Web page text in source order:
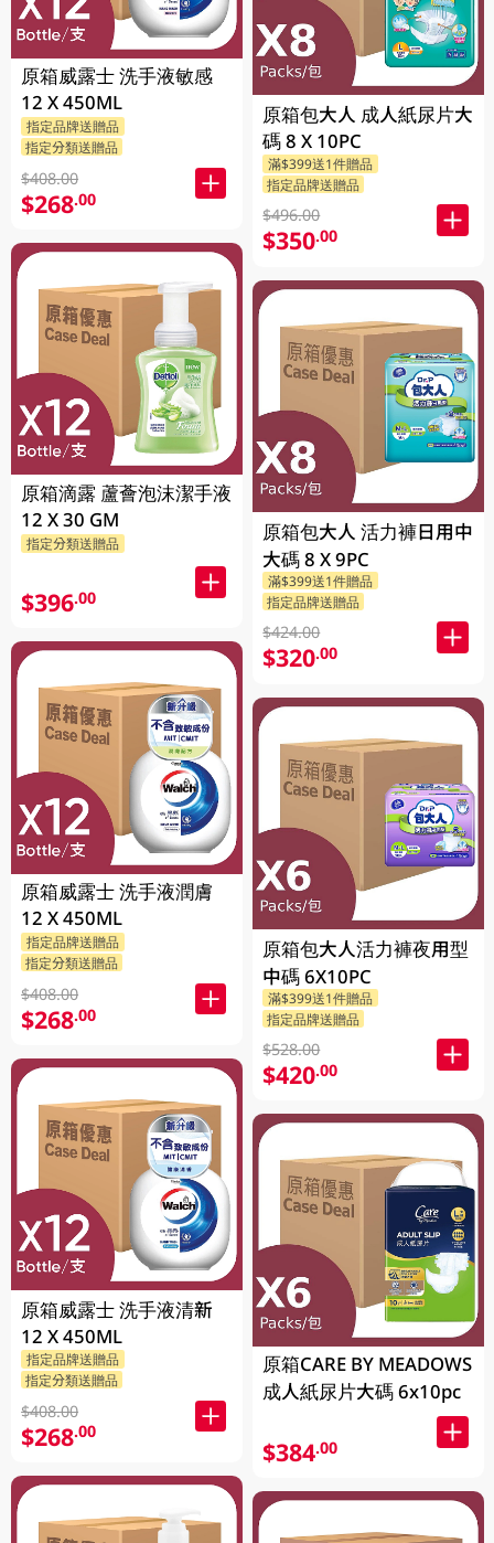
原箱威露士 洗手液敏感
12 X 450ML
指定品牌送贈品
指定分類送贈品
$408.00
$268.00
原箱滴露 蘆薈泡沫潔手液
12 X 30 GM
指定分類送贈品
$396.00
原箱威露士 洗手液潤膚
12 X 450ML
指定品牌送贈品
指定分類送贈品
$408.00
$268.00
原箱威露士 洗手液清新
12 X 450ML
指定品牌送贈品
指定分類送贈品
$408.00
$268.00
原箱包大人 成人紙尿片大
碼 8 X 10PC
滿$399送1件贈品
指定品牌送贈品
$496.00
$350.00
原箱包大人 活力褲日用中
大碼 8 X 9PC
滿$399送1件贈品
指定品牌送贈品
$424.00
$320.00
原箱包大人活力褲夜用型
中碼 6X10PC
滿$399送1件贈品
指定品牌送贈品
$528.00
$420.00
原箱CARE BY MEADOWS
成人紙尿片大碼 6x10pc
$384.00